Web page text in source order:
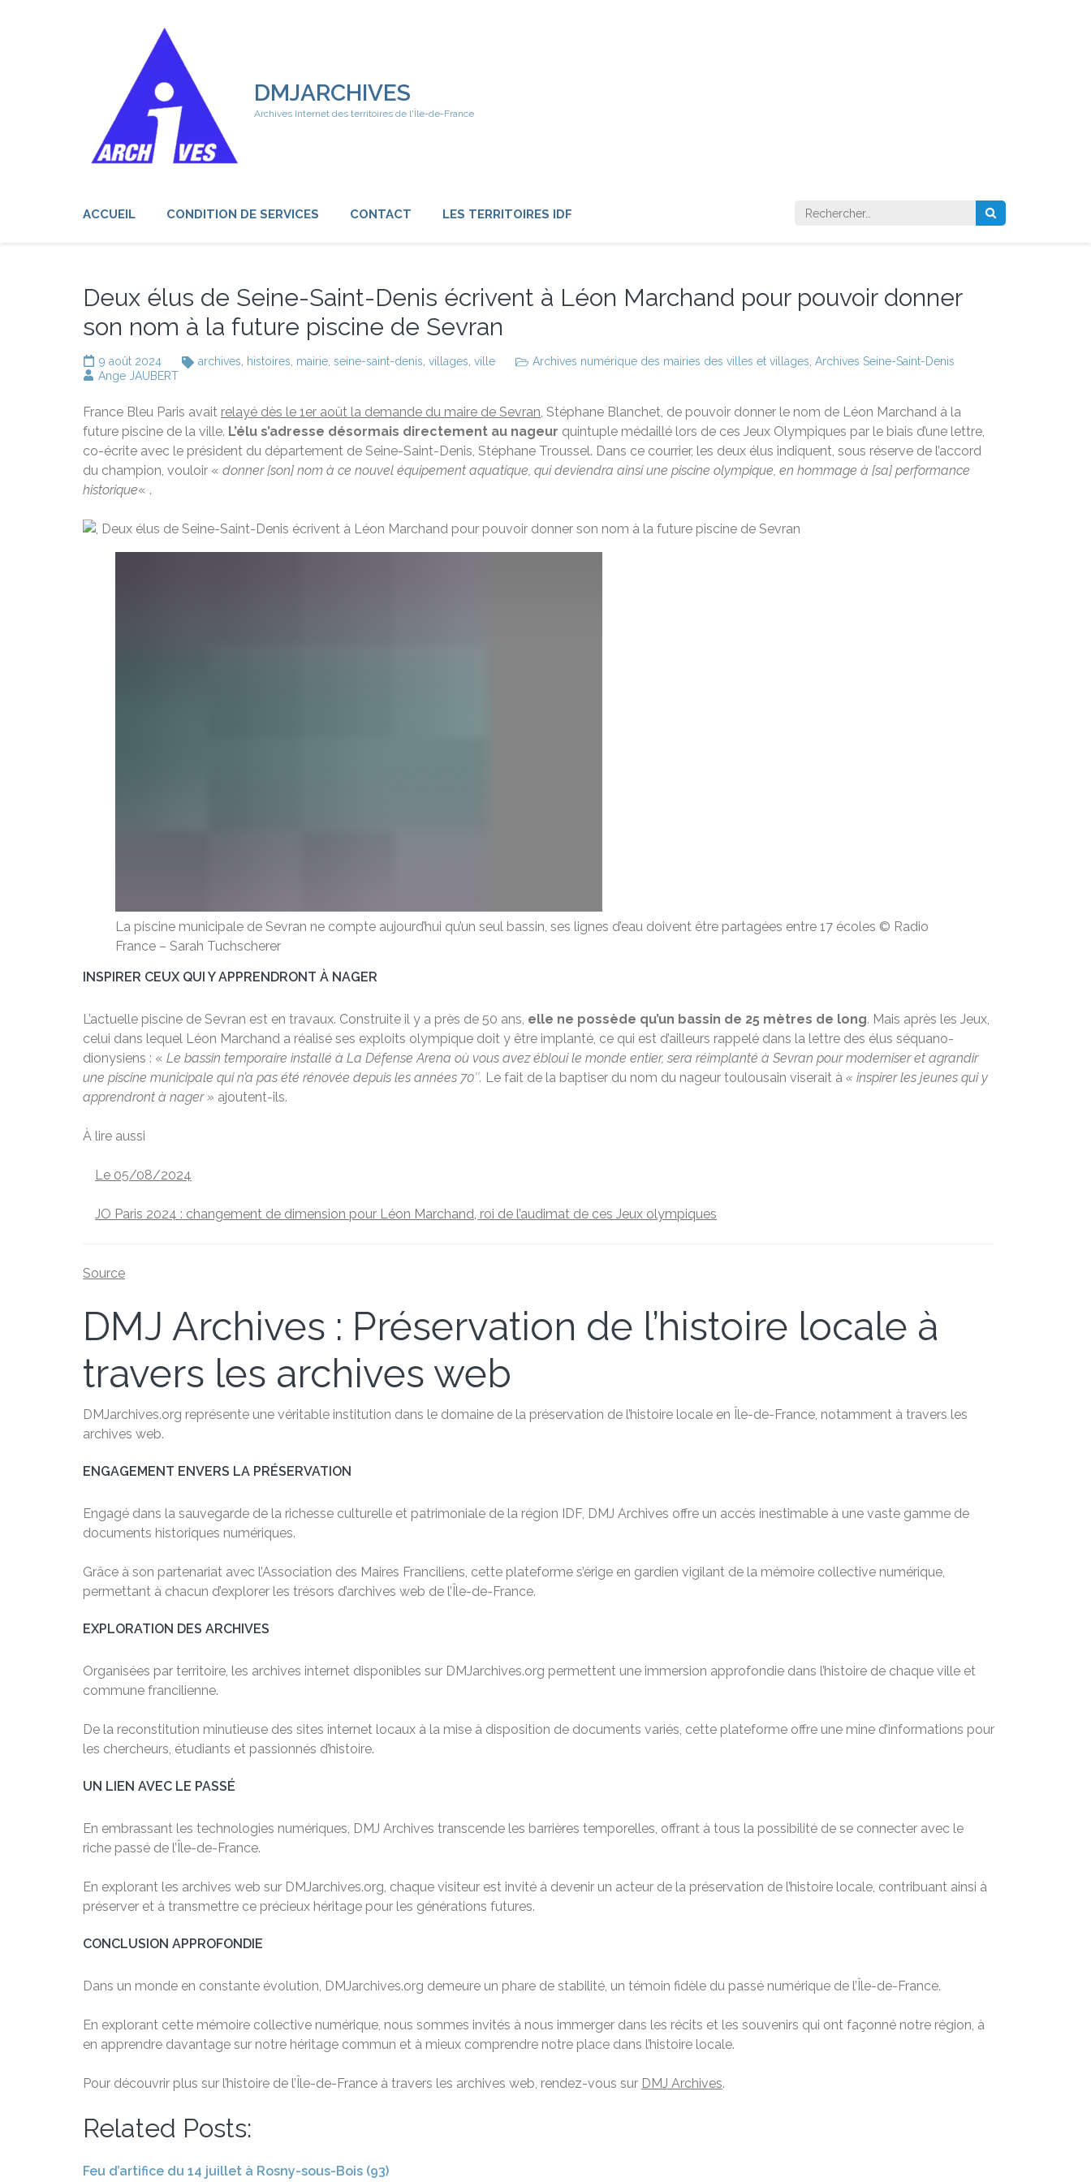
DMJARCHIVES
Archives Internet des territoires de l'Île-de-France
ACCUEIL CONDITION DE SERVICES CONTACT LES TERRITOIRES IDF Rechercher :
Deux élus de Seine-Saint-Denis écrivent à Léon Marchand pour pouvoir donner
son nom à la future piscine de Sevran
9 août 2024 archives histoires mairie seine-saint-denis villages ville Archives numérique des mairies des villes et villages Archives Seine-Saint-Denis
Ange JAUBERT
France Bleu Paris avait relayé dès le 1er août la demande du maire de Sevran, Stéphane Blanchet, de pouvoir donner le nom de Léon Marchand à la
future piscine de la ville. L’élu s’adresse désormais directement au nageur quintuple médaillé lors de ces Jeux Olympiques par le biais d’une lettre,
co-écrite avec le président du département de Seine-Saint-Denis, Stéphane Troussel. Dans ce courrier, les deux élus indiquent, sous réserve de l’accord
du champion, vouloir « donner [son] nom à ce nouvel équipement aquatique, qui deviendra ainsi une piscine olympique, en hommage à [sa] performance
historique« .
La piscine municipale de Sevran ne compte aujourd’hui qu’un seul bassin, ses lignes d’eau doivent être partagées entre 17 écoles © Radio
France – Sarah Tuchscherer
INSPIRER CEUX QUI Y APPRENDRONT À NAGER
L’actuelle piscine de Sevran est en travaux. Construite il y a près de 50 ans, elle ne possède qu’un bassin de 25 mètres de long. Mais après les Jeux,
celui dans lequel Léon Marchand a réalisé ses exploits olympique doit y être implanté, ce qui est d’ailleurs rappelé dans la lettre des élus séquano-
dionysiens : « Le bassin temporaire installé à La Défense Arena où vous avez ébloui le monde entier, sera réimplanté à Sevran pour moderniser et agrandir
une piscine municipale qui n’a pas été rénovée depuis les années 70″. Le fait de la baptiser du nom du nageur toulousain viserait à « inspirer les jeunes qui y
apprendront à nager » ajoutent-ils.
À lire aussi
Le 05/08/2024
JO Paris 2024 : changement de dimension pour Léon Marchand, roi de l’audimat de ces Jeux olympiques
Source
DMJ Archives : Préservation de l’histoire locale à
travers les archives web
DMJarchives.org représente une véritable institution dans le domaine de la préservation de l’histoire locale en Île-de-France, notamment à travers les
archives web.
ENGAGEMENT ENVERS LA PRÉSERVATION
Engagé dans la sauvegarde de la richesse culturelle et patrimoniale de la région IDF, DMJ Archives offre un accès inestimable à une vaste gamme de
documents historiques numériques.
Grâce à son partenariat avec l’Association des Maires Franciliens, cette plateforme s’érige en gardien vigilant de la mémoire collective numérique,
permettant à chacun d’explorer les trésors d’archives web de l’Île-de-France.
EXPLORATION DES ARCHIVES
Organisées par territoire, les archives internet disponibles sur DMJarchives.org permettent une immersion approfondie dans l’histoire de chaque ville et
commune francilienne.
De la reconstitution minutieuse des sites internet locaux à la mise à disposition de documents variés, cette plateforme offre une mine d’informations pour
les chercheurs, étudiants et passionnés d’histoire.
UN LIEN AVEC LE PASSÉ
En embrassant les technologies numériques, DMJ Archives transcende les barrières temporelles, offrant à tous la possibilité de se connecter avec le
riche passé de l’Île-de-France.
En explorant les archives web sur DMJarchives.org, chaque visiteur est invité à devenir un acteur de la préservation de l’histoire locale, contribuant ainsi à
préserver et à transmettre ce précieux héritage pour les générations futures.
CONCLUSION APPROFONDIE
Dans un monde en constante évolution, DMJarchives.org demeure un phare de stabilité, un témoin fidèle du passé numérique de l’Île-de-France.
En explorant cette mémoire collective numérique, nous sommes invités à nous immerger dans les récits et les souvenirs qui ont façonné notre région, à
en apprendre davantage sur notre héritage commun et à mieux comprendre notre place dans l’histoire locale.
Pour découvrir plus sur l’histoire de l’Île-de-France à travers les archives web, rendez-vous sur DMJ Archives.
Related Posts:
Feu d’artifice du 14 juillet à Rosny-sous-Bois (93)